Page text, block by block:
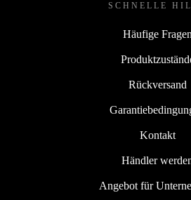
SCHNELLE
Häufige Fragen
Rückversand
Kontakt
Händler
Angebot für